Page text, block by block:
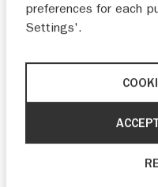
BUITENBOORD-
preferences for each
Settings'.